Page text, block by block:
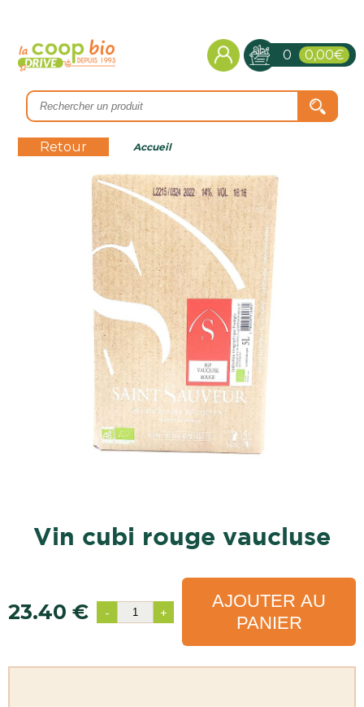
0 0,00€
Retour Accueil
vin cubi rouge vaucluse
23.40 € - +
AJOUTER AU
PANIER